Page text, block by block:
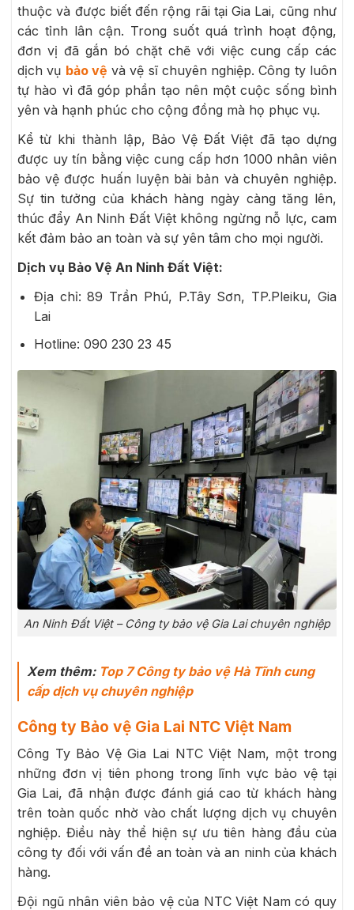
thuộc và được biết đến rộng rãi tại Gia Lai, cũng như
các tỉnh lân cận. Trong suốt quá trình hoạt động,
đơn vị đã gắn bó chặt chẽ với việc cung cấp các
dịch vụ bảo vệ và vệ sĩ chuyên nghiệp. Công ty luôn
tự hào vì đã góp phần tạo nên một cuộc sống bình
yên và hạnh phúc cho cộng đồng mà họ phục vụ.
Kể từ khi thành lập, Bảo Vệ Đất Việt đã tạo dựng
được uy tín bằng việc cung cấp hơn 1000 nhân viên
bảo vệ được huấn luyện bài bản và chuyên nghiệp.
Sự tin tưởng của khách hàng ngày càng tăng lên,
thúc đẩy An Ninh Đất Việt không ngừng nỗ lực, cam
kết đảm bảo an toàn và sự yên tâm cho mọi người.
Dịch vụ Bảo Vệ An Ninh Đất Việt:
Địa chỉ: 89 Trần Phú, P.Tây Sơn, TP.Pleiku, Gia
Lai
Hotline: 090 230 23 45
An Ninh Đất Việt – Công ty bảo vệ Gia Lai chuyên nghiệp
Xem thêm: Top 7 Công ty bảo vệ Hà Tĩnh cung
cấp dịch vụ chuyên nghiệp
Công ty Bảo vệ Gia Lai NTC Việt Nam
Công Ty Bảo Vệ Gia Lai NTC Việt Nam, một trong
những đơn vị tiên phong trong lĩnh vực bảo vệ tại
Gia Lai, đã nhận được đánh giá cao từ khách hàng
trên toàn quốc nhờ vào chất lượng dịch vụ chuyên
nghiệp. Điều này thể hiện sự ưu tiên hàng đầu của
công ty đối với vấn đề an toàn và an ninh của khách
hàng.
Đội ngũ nhân viên bảo vệ của NTC Việt Nam có quy